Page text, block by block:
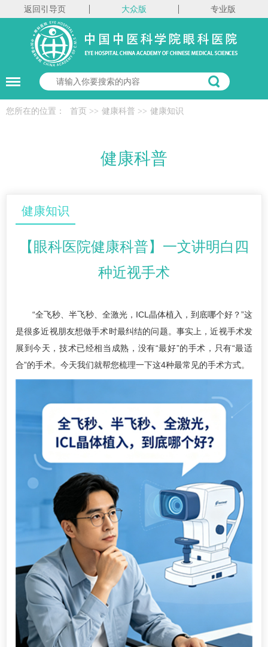
返回引导页 大众版 专业版
您所在的位置： 首页 >> 健康科普 >> 健康知识
健康科普
健康知识
【眼科医院健康科普】一文讲明白四
种近视手术
“全飞秒、半飞秒、全激光，ICL晶体植入，到底哪个好？”这
是很多近视朋友想做手术时最纠结的问题。事实上，近视手术发
展到今天，技术已经相当成熟，没有“最好”的手术，只有“最适
合”的手术。今天我们就帮您梳理一下这4种最常见的手术方式。